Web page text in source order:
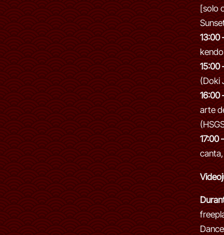
[solo
13:00
15:00
(Doki
16:00
arte
17:00